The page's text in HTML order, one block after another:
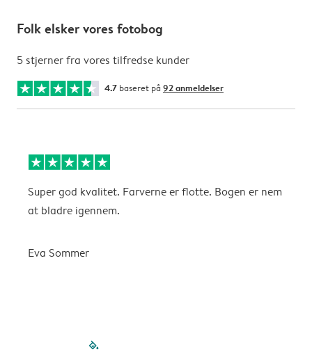
Folk elsker vores fotobog
5 stjerner fra vores tilfredse kunder
4.7 baseret på 92 anmeldelser
Super god kvalitet. Farverne er flotte. Bogen er nem
at bladre igennem.
Eva Sommer
filled-pagination